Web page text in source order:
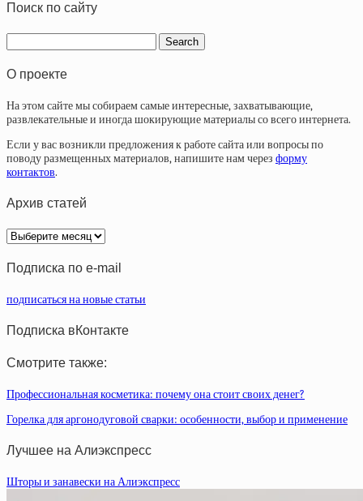
Поиск по сайту
О проекте
На этом сайте мы собираем самые интересные, захватывающие,
развлекательные и иногда шокирующие материалы со всего интернета.
Если у вас возникли предложения к работе сайта или вопросы по
поводу размещенных материалов, напишите нам через форму
контактов.
Архив статей
Архив
статей
Подписка по e-mail
подписаться на новые статьи
Подписка вКонтакте
Смотрите также:
Профессиональная косметика: почему она стоит своих денег?
Горелка для аргонодуговой сварки: особенности, выбор и применение
Лучшее на Алиэкспресс
Шторы и занавески на Алиэкспресс